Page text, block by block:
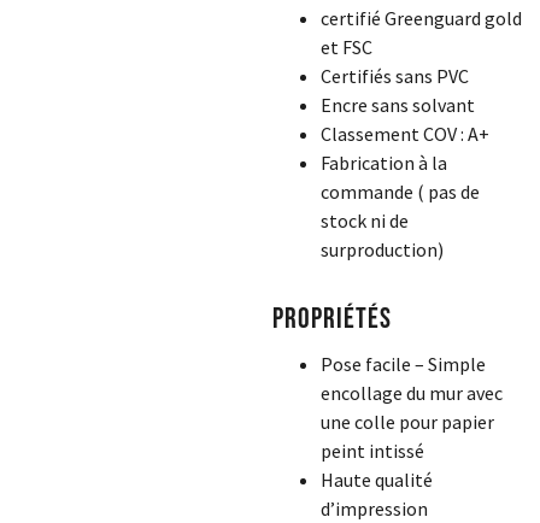
certifié Greenguard gold
et FSC
Certifiés sans PVC
Encre sans solvant
Classement COV : A+
Fabrication à la
commande ( pas de
stock ni de
surproduction)
Propriétés
Pose facile – Simple
encollage du mur avec
une colle pour papier
peint intissé
Haute qualité
d’impression